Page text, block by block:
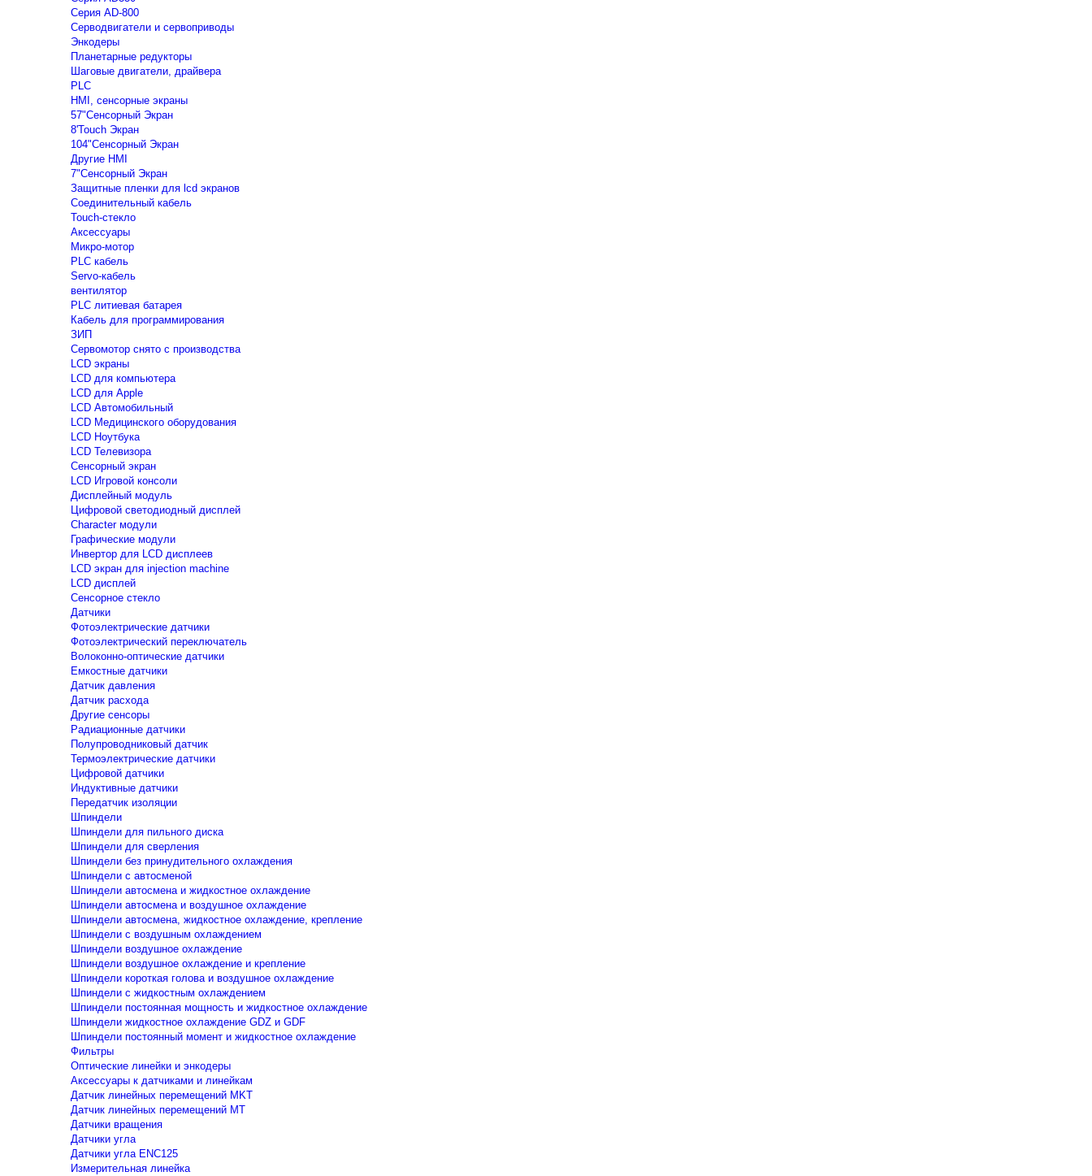
Серия AD-800
Серводвигатели и сервоприводы
Энкодеры
Планетарные редукторы
Шаговые двигатели, драйвера
PLC
HMI, сенсорные экраны
57"Сенсорный Экран
8'Touch Экран
104"Сенсорный Экран
Другие HMI
7"Сенсорный Экран
Защитные пленки для lcd экранов
Соединительный кабель
Touch-стекло
Аксессуары
Микро-мотор
PLC кабель
Servo-кабель
вентилятор
PLC литиевая батарея
Кабель для программирования
ЗИП
Сервомотор снято с производства
LCD экраны
LCD для компьютера
LCD для Apple
LCD Автомобильный
LCD Медицинского оборудования
LCD Ноутбука
LCD Телевизора
Сенсорный экран
LCD Игровой консоли
Дисплейный модуль
Цифровой светодиодный дисплей
Сharacter модули
Графические модули
Инвертор для LCD дисплеев
LCD экран для injection machine
LCD дисплей
Сенсорное стекло
Датчики
Фотоэлектрические датчики
Фотоэлектрический переключатель
Волоконно-оптические датчики
Емкостные датчики
Датчик давления
Датчик расхода
Другие сенсоры
Радиационные датчики
Полупроводниковый датчик
Термоэлектрические датчики
Цифровой датчики
Индуктивные датчики
Передатчик изоляции
Шпиндели
Шпиндели для пильного диска
Шпиндели для сверления
Шпиндели без принудительного охлаждения
Шпиндели с автосменой
Шпиндели автосмена и жидкостное охлаждение
Шпиндели автосмена и воздушное охлаждение
Шпиндели автосмена, жидкостное охлаждение, крепление
Шпиндели с воздушным охлаждением
Шпиндели воздушное охлаждение
Шпиндели воздушное охлаждение и крепление
Шпиндели короткая голова и воздушное охлаждение
Шпиндели с жидкостным охлаждением
Шпиндели постоянная мощность и жидкостное охлаждение
Шпиндели жидкостное охлаждение GDZ и GDF
Шпиндели постоянный момент и жидкостное охлаждение
Фильтры
Оптические линейки и энкодеры
Аксессуары к датчиками и линейкам
Датчик линейных перемещений MKT
Датчик линейных перемещений MT
Датчики вращения
Датчики угла
Датчики угла ENC125
Измерительная линейка